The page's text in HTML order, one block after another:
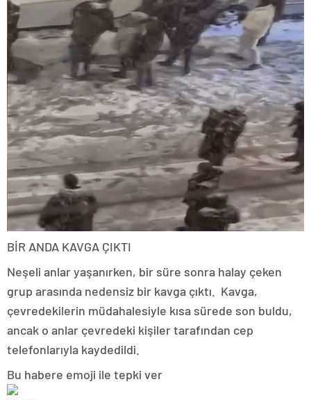
BİR ANDA KAVGA ÇIKTI
Neşeli anlar yaşanırken, bir süre sonra halay çeken
grup arasında nedensiz bir kavga çıktı. Kavga,
çevredekilerin müdahalesiyle kısa sürede son buldu,
ancak o anlar çevredeki kişiler tarafından cep
telefonlarıyla kaydedildi.
Bu habere emoji ile tepki ver